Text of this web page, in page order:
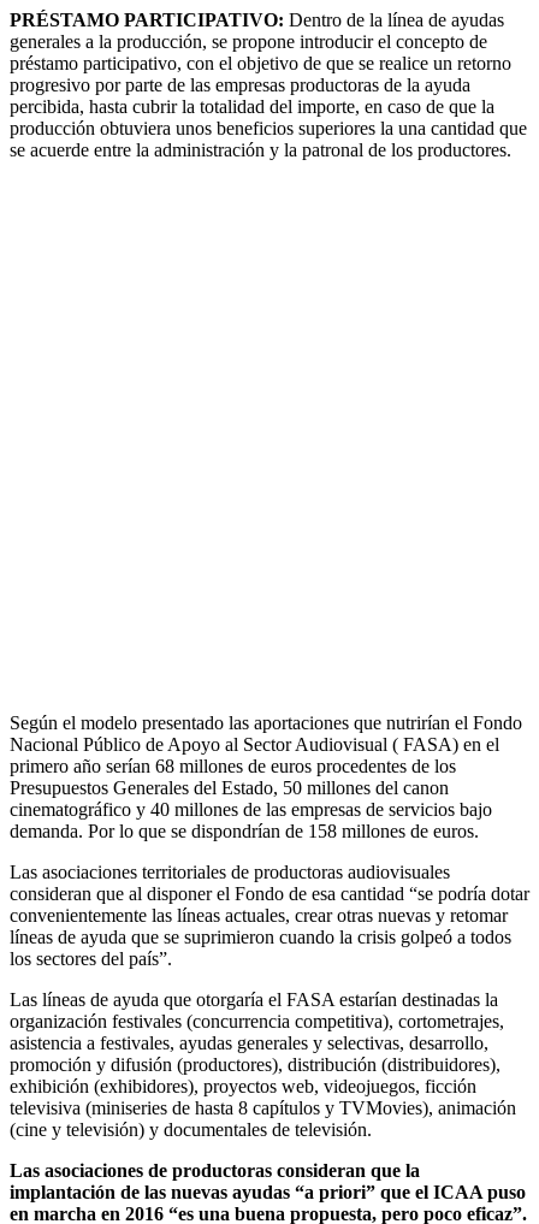
PRÉSTAMO PARTICIPATIVO: Dentro de la línea de ayudas
generales a la producción, se propone introducir el concepto de
préstamo participativo, con el objetivo de que se realice un retorno
progresivo por parte de las empresas productoras de la ayuda
percibida, hasta cubrir la totalidad del importe, en caso de que la
producción obtuviera unos beneficios superiores la una cantidad que
se acuerde entre la administración y la patronal de los productores.
Según el modelo presentado las aportaciones que nutrirían el Fondo
Nacional Público de Apoyo al Sector Audiovisual ( FASA) en el
primero año serían 68 millones de euros procedentes de los
Presupuestos Generales del Estado, 50 millones del canon
cinematográfico y 40 millones de las empresas de servicios bajo
demanda. Por lo que se dispondrían de 158 millones de euros.
Las asociaciones territoriales de productoras audiovisuales
consideran que al disponer el Fondo de esa cantidad “se podría dotar
convenientemente las líneas actuales, crear otras nuevas y retomar
líneas de ayuda que se suprimieron cuando la crisis golpeó a todos
los sectores del país”.
Las líneas de ayuda que otorgaría el FASA estarían destinadas la
organización festivales (concurrencia competitiva), cortometrajes,
asistencia a festivales, ayudas generales y selectivas, desarrollo,
promoción y difusión (productores), distribución (distribuidores),
exhibición (exhibidores), proyectos web, videojuegos, ficción
televisiva (miniseries de hasta 8 capítulos y TVMovies), animación
(cine y televisión) y documentales de televisión.
Las asociaciones de productoras consideran que la
implantación de las nuevas ayudas “a priori” que el ICAA puso
en marcha en 2016 “es una buena propuesta, pero poco eficaz”.